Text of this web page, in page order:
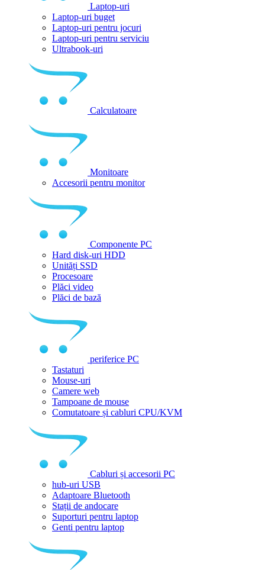
Laptop-uri
Laptop-uri buget
Laptop-uri pentru jocuri
Laptop-uri pentru serviciu
Ultrabook-uri
Calculatoare
Monitoare
Accesorii pentru monitor
Componente PC
Hard disk-uri HDD
Unități SSD
Procesoare
Plăci video
Plăci de bază
periferice PC
Tastaturi
Mouse-uri
Camere web
Tampoane de mouse
Comutatoare și cabluri CPU/KVM
Cabluri și accesorii PC
hub-uri USB
Adaptoare Bluetooth
Stații de andocare
Suporturi pentru laptop
Genti pentru laptop